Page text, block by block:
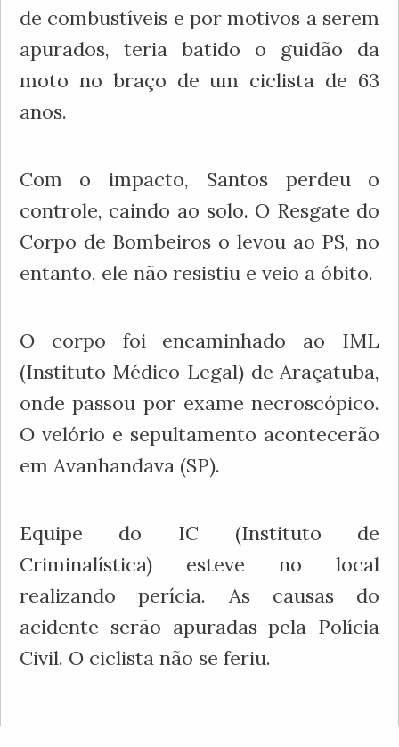
de combustíveis e por motivos a serem
apurados, teria batido o guidão da
moto no braço de um ciclista de 63
anos.
Com o impacto, Santos perdeu o
controle, caindo ao solo. O Resgate do
Corpo de Bombeiros o levou ao PS, no
entanto, ele não resistiu e veio a óbito.
O corpo foi encaminhado ao IML
(Instituto Médico Legal) de Araçatuba,
onde passou por exame necroscópico.
O velório e sepultamento acontecerão
em Avanhandava (SP).
Equipe do IC (Instituto de
Criminalística) esteve no local
realizando perícia. As causas do
acidente serão apuradas pela Polícia
Civil. O ciclista não se feriu.